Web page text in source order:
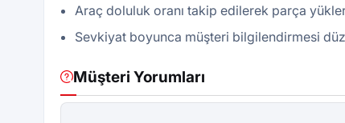
Araç doluluk oranı takip edilerek parça
Sevkiyat boyunca müşteri bilgilendirmesi
Müşteri Yorumları